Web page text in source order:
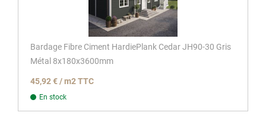
Bardage Fibre Ciment HardiePlank Cedar JH90-30 Gris
Métal 8x180x3600mm
45,92 € / m2 TTC
En stock